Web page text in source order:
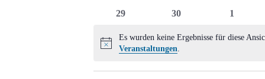
0
29
0
30
0
1
Hinweis
Es wurden keine Ergebnisse für diese
Veranstaltungen.